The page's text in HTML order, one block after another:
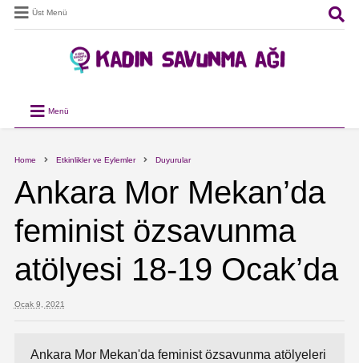
Üst Menü
Menü
Home Etkinlikler ve Eylemler Duyurular
Ankara Mor Mekan’da
feminist özsavunma
atölyesi 18-19 Ocak’da
Ocak 9, 2021
Ankara Mor Mekan'da feminist özsavunma atölyeleri